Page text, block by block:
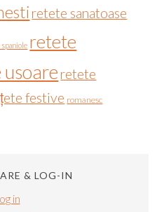
retete sanatoase
retete
retete
festive romanesc
& LOG-IN
in